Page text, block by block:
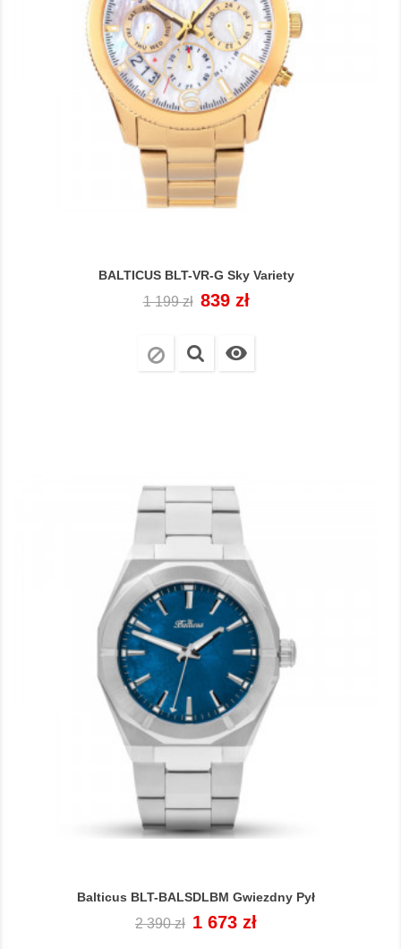
BALTICUS BLT-VR-G Sky Variety
Cena
1 199 zł Cena
839 zł

Balticus BLT-BALSDLBM Gwiezdny Pył
Cena
2 390 zł Cena
1 673 zł